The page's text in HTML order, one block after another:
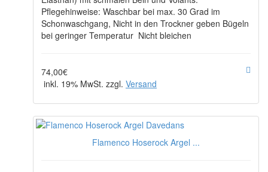
Pflegehinweise: Waschbar bei max. 30 Grad im
Schonwaschgang, Nicht in den Trockner geben Bügeln
bei geringer Temperatur Nicht bleichen
74,00€
inkl. 19% MwSt. zzgl. Versand
Flamenco Hoserock Argel ...